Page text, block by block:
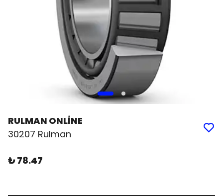
RULMAN ONLİNE
30207 Rulman
₺ 78.47